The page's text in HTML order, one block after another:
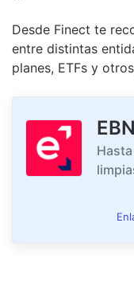
Desde Finect te
entre distintas
planes, ETFs y